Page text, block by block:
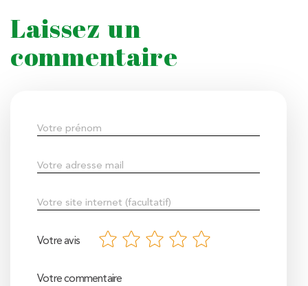
Laissez un
commentaire
Votre avis
Votre commentaire